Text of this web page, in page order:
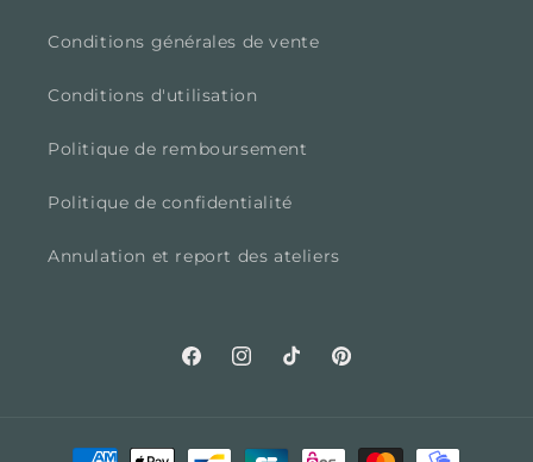
Conditions générales de vente
Conditions d'utilisation
Politique de remboursement
Politique de confidentialité
Annulation et report des ateliers
FacebookInstagramTikTokPinterest
Moyens